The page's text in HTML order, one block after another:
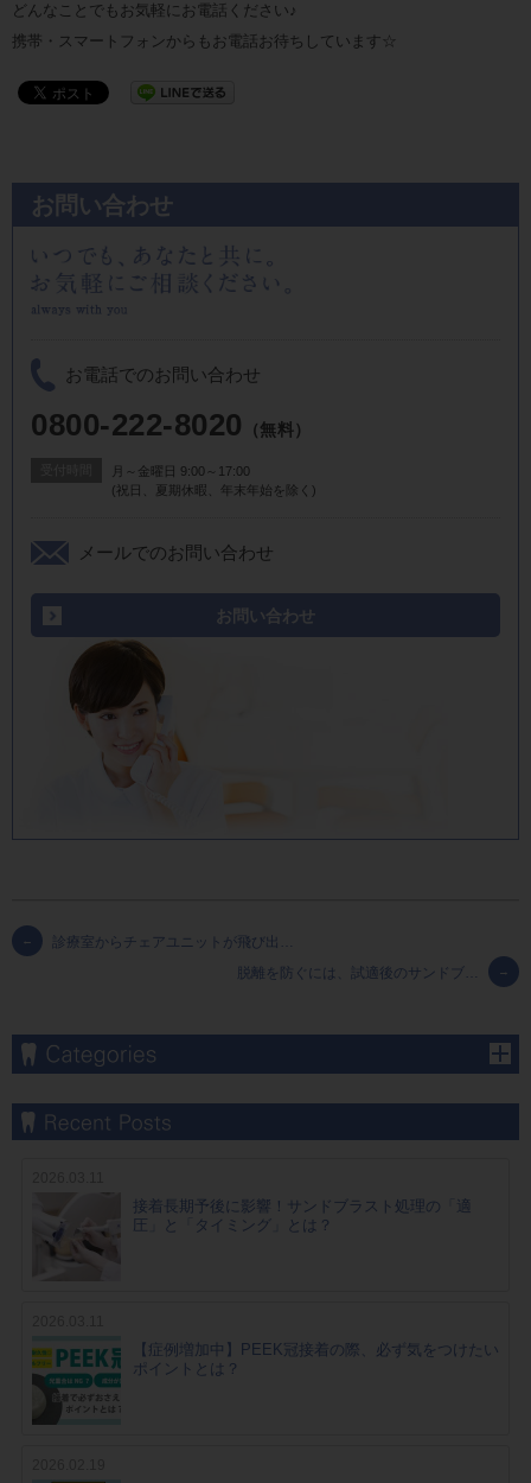
どんなことでもお気軽にお電話ください♪
携帯・スマートフォンからもお電話お待ちしています☆
お問い合わせ
お電話でのお問い合わせ
0800-222-8020 （無料）
月～金曜日 9:00～17:00
(祝日、夏期休暇、年末年始を除く)
メールでのお問い合わせ
お問い合わせ
← 診療室からチェアユニットが飛び出…
→
脱離を防ぐには、試適後のサンドブ…
接着長期予後に影響！サンドブラスト処理の「適
圧」と「タイミング」とは？
【症例増加中】PEEK冠接着の際、必ず気をつけたい
ポイントとは？